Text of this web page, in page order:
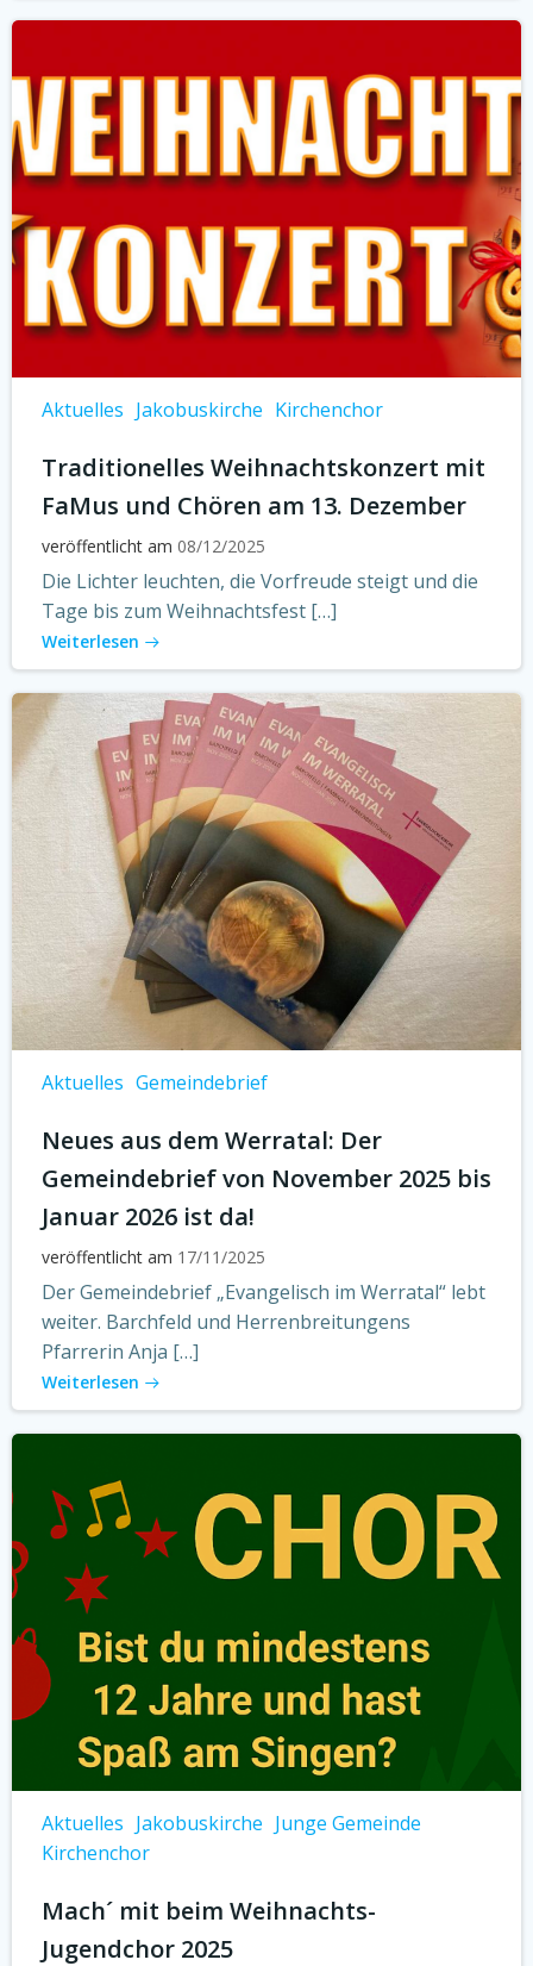
Aktuelles Jakobuskirche Kirchenchor
Traditionelles Weihnachtskonzert mit
FaMus und Chören am 13. Dezember
veröffentlicht am 08/12/2025
Die Lichter leuchten, die Vorfreude steigt und die
Tage bis zum Weihnachtsfest […]
Weiterlesen
Aktuelles Gemeindebrief
Neues aus dem Werratal: Der
Gemeindebrief von November 2025 bis
Januar 2026 ist da!
veröffentlicht am 17/11/2025
Der Gemeindebrief „Evangelisch im Werratal“ lebt
weiter. Barchfeld und Herrenbreitungens
Pfarrerin Anja […]
Weiterlesen
Aktuelles Jakobuskirche Junge Gemeinde
Kirchenchor
Mach´ mit beim Weihnachts-
Jugendchor 2025